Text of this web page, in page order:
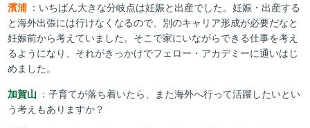
濱浦 ：いちばん大きな分岐点は妊娠と出産でした。妊娠・出産する
と海外出張には行けなくなるので、別のキャリア形成が必要だなと
妊娠前から考えていました。そこで家にいながらできる仕事を考え
るようになり、それがきっかけでフェロー・アカデミーに通いはじ
めました。
加賀山 ：子育てが落ち着いたら、また海外へ行って活躍したいとい
う考えもありますか？